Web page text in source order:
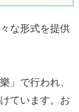
な形式を提供
」で行われ、
ています。お